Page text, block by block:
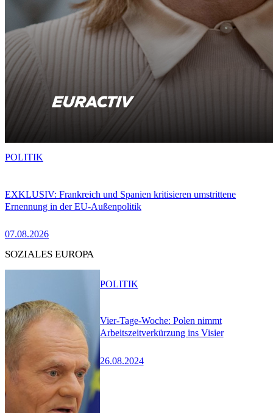
EXKLUSIV: Frankreich und Spanien kritisieren umstrittene
Ernennung in der EU-Außenpolitik
07.08.2026
POLITIK
SOZIALES EUROPA
Vier-Tage-Woche: Polen nimmt
Arbeitszeitverkürzung ins Visier
26.08.2024
POLITIK